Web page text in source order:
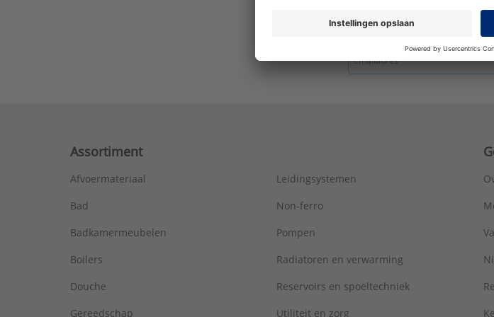
Ons laatste nieuws ontvangen omtrent
Assortiment
Afvoermateriaal
Bad
Badkamermeubelen
Boilers
Douche
Gereedschap
Leidingsystemen
Non-ferro
Pompen
Radiatoren en verwarming
Reservoirs en spoeltechniek
Utiliteit en zorg